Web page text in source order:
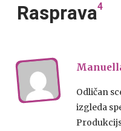
Rasprava4
Odličan
izgleda